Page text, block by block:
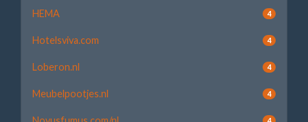
HEMA 4
Hotelsviva.com 4
Loberon.nl 4
Meubelpootjes.nl 4